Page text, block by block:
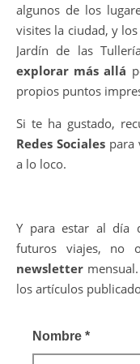
algunos de los
visites la ciudad, y
Jardín de las
explorar más allá
propios puntos
Si te ha gustado,
Redes Sociales para
a lo loco.
Y para estar al día
futuros viajes, no
newsletter
los artículos
Nombre *